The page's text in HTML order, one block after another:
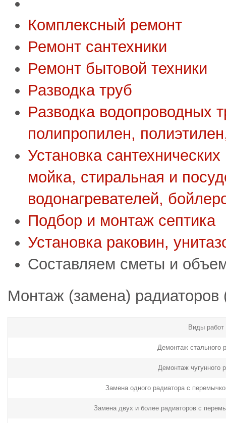
Комплексный ремонт
Ремонт сантехники
Ремонт бытовой техники
Разводка труб
Разводка водопроводных
полипропилен,
Установка
мойка, стиральная и
водонагревателей,
Подбор и монтаж септика
Установка раковин,
Составляем сметы и
Монтаж (замена) радиаторов
Виды работ
Демонтаж стального
Демонтаж чугунного
Замена одного радиатора с
Замена двух и более радиаторов с